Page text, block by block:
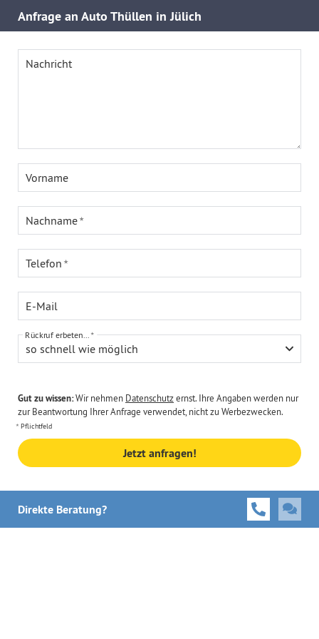
Anfrage an Auto Thüllen in Jülich
Nachricht
Vorname
Nachname
Telefon
E-Mail
so schnell wie möglich
Rückruf erbeten...
Gut zu wissen:Wir nehmen Datenschutzernst. Ihre Angaben werden nur
zur Beantwortung Ihrer Anfrage verwendet, nicht zu Werbezwecken.
Pflichtfeld
Jetzt anfragen!
Direkte Beratung?